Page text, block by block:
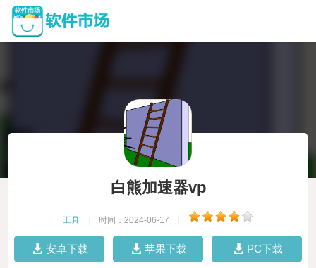
白熊加速器vp
工具 时间：2024-06-17
安卓下载 苹果下载 PC下载